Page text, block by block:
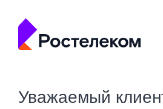
Уважаемый